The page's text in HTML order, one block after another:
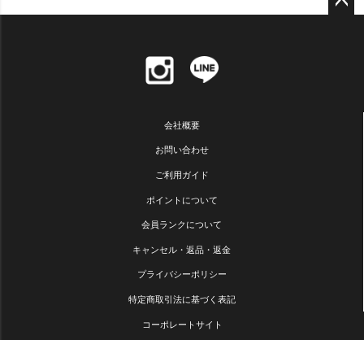
会社概要
お問い合わせ
ご利用ガイド
ポイントについて
会員ランクについて
キャンセル・返品・返金
プライバシーポリシー
特定商取引法に基づく表記
コーポレートサイト